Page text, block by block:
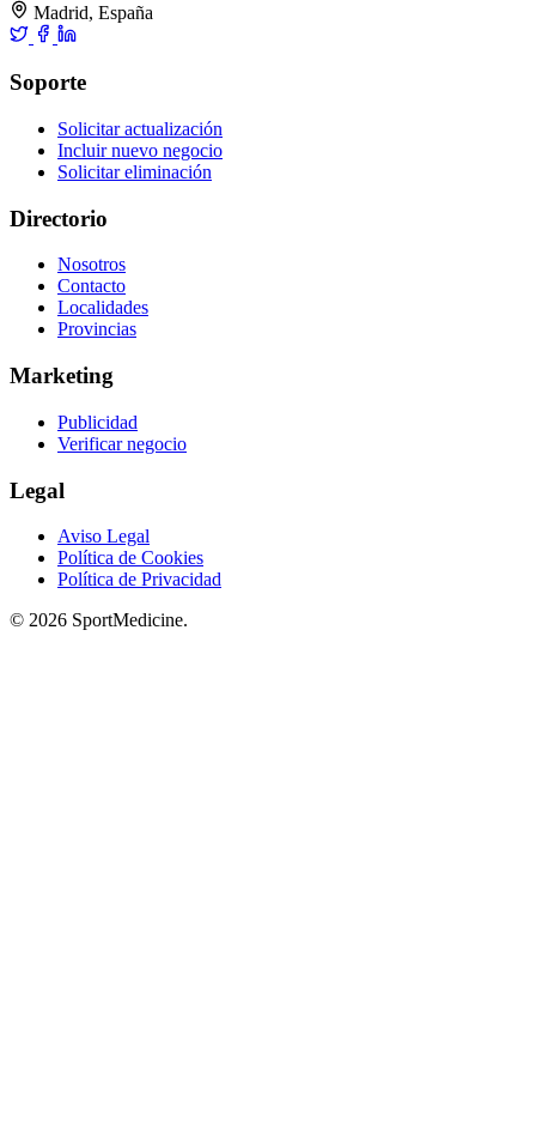
Madrid, España
Soporte
Solicitar actualización
Incluir nuevo negocio
Solicitar eliminación
Directorio
Nosotros
Contacto
Localidades
Provincias
Marketing
Publicidad
Verificar negocio
Legal
Aviso Legal
Política de Cookies
Política de Privacidad
© 2026 SportMedicine.